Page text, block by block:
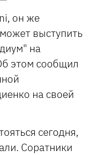
он же
выступить
на
этом сообщил
на своей
сегодня,
Соратники